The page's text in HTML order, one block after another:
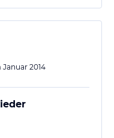
ein Taxi brauch
Das
Januar 2014